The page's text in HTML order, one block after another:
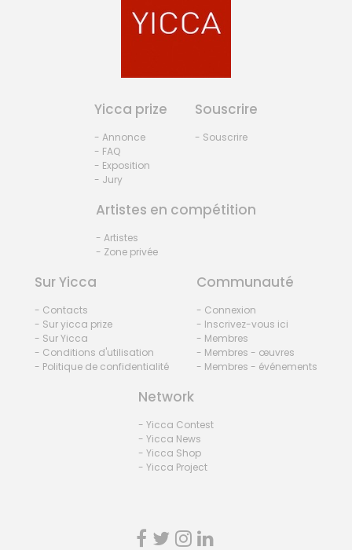
Yicca prize
- Annonce
- FAQ
- Exposition
- Jury
Souscrire
- Souscrire
Artistes en compétition
- Artistes
- Zone privée
Sur Yicca
- Contacts
- Sur yicca prize
- Sur Yicca
- Conditions d'utilisation
- Politique de confidentialité
Communauté
- Connexion
- Inscrivez-vous ici
- Membres
- Membres - œuvres
- Membres - événements
Network
- Yicca Contest
- Yicca News
- Yicca Shop
- Yicca Project